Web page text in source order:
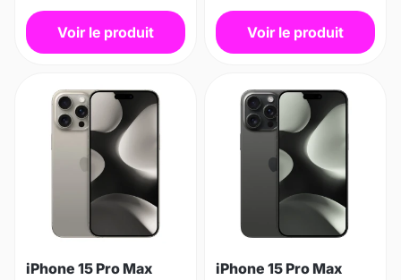
Voir le produit Voir le produit
iPhone 15 Pro Max
iPhone 15 Pro Max